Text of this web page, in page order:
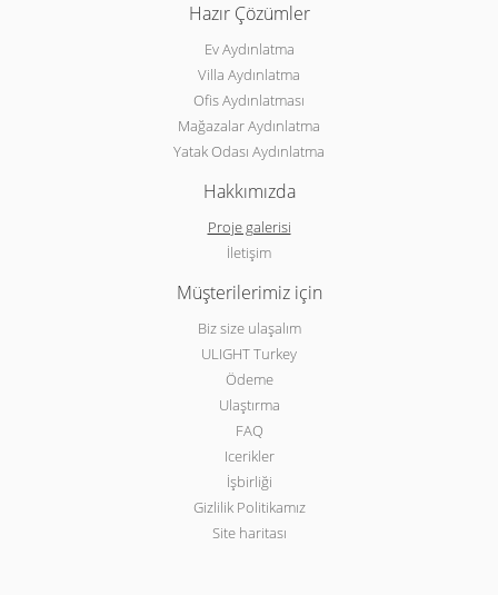
Hazır Çözümler
Ev Aydınlatma
Villa Aydınlatma
Ofis Aydınlatması
Mağazalar Aydınlatma
Yatak Odası Aydınlatma
Hakkımızda
Proje galerisi
İletişim
Müşterilerimiz için
Biz size ulaşalım
ULIGHT Turkey
Ödeme
Ulaştırma
FAQ
Icerikler
İşbirliği
Gizlilik Politikamız
Site haritası